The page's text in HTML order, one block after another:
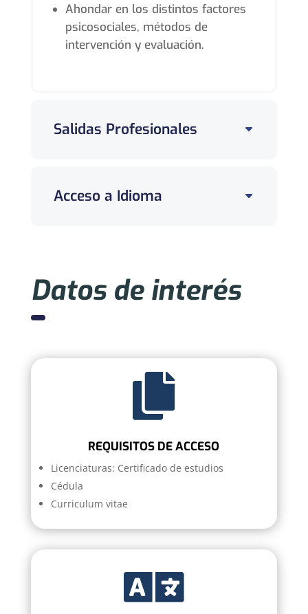
Ahondar en los distintos factores
psicosociales, métodos de
intervención y evaluación.
Salidas Profesionales
Acceso a Idioma
Datos de interés

REQUISITOS DE ACCESO
Licenciaturas: Certificado de estudios
Cédula
Curriculum vitae
